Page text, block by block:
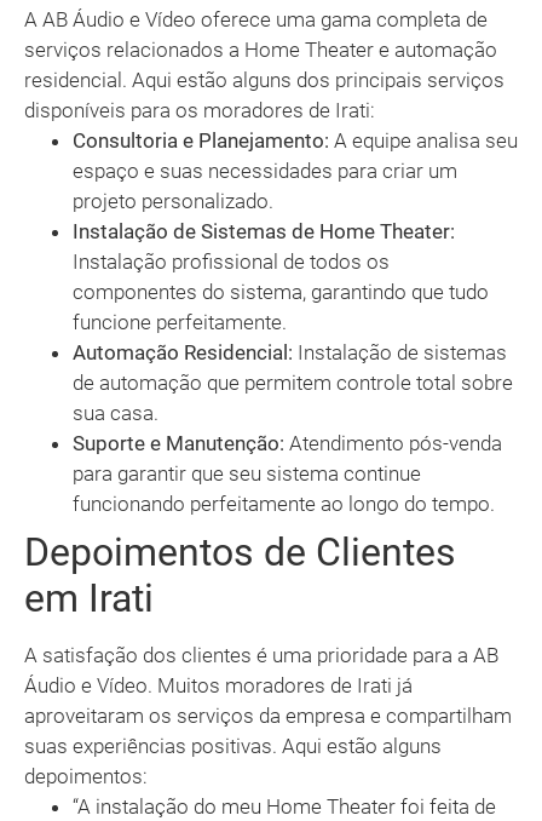
A AB Áudio e Vídeo oferece uma gama completa de
serviços relacionados a Home Theater e automação
residencial. Aqui estão alguns dos principais serviços
disponíveis para os moradores de Irati:
Consultoria e Planejamento: A equipe analisa seu
espaço e suas necessidades para criar um
projeto personalizado.
Instalação de Sistemas de Home Theater:
Instalação profissional de todos os
componentes do sistema, garantindo que tudo
funcione perfeitamente.
Automação Residencial: Instalação de sistemas
de automação que permitem controle total sobre
sua casa.
Suporte e Manutenção: Atendimento pós-venda
para garantir que seu sistema continue
funcionando perfeitamente ao longo do tempo.
Depoimentos de Clientes
em Irati
A satisfação dos clientes é uma prioridade para a AB
Áudio e Vídeo. Muitos moradores de Irati já
aproveitaram os serviços da empresa e compartilham
suas experiências positivas. Aqui estão alguns
depoimentos:
“A instalação do meu Home Theater foi feita de